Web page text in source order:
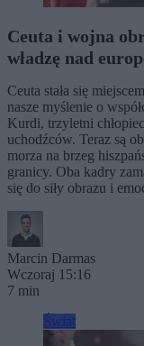
Ceuta i wojna
władzę nad
Ceuta stała się
nasze myślenie o
Kurdi, trzyletni
uchodźców. Teraz są
morza na brzeg
granicy. Oba kadry
się do siły obrazu i
Marcin Darmas
Wczoraj 15:16
7 min